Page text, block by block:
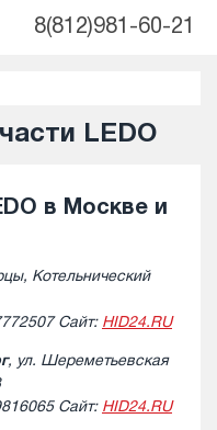
8(812)981-60-21
LEDO
в Москве и
Котельнический
Сайт: HID24.RU
, ул. Шереметьевская
Сайт: HID24.RU